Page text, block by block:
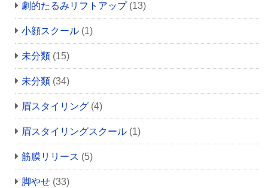
劇的たるみリフトアップ(13)
小顔スクール (1)
未分類 (15)
未分類 (34)
眉スタイリング (4)
眉スタイリングスクール (1)
筋膜リリース (5)
脚やせ (33)